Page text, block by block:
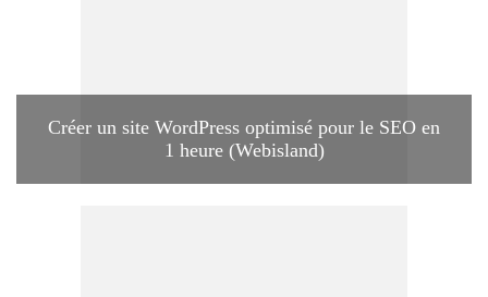
Créer un site WordPress optimisé pour le SEO en
1 heure (Webisland)